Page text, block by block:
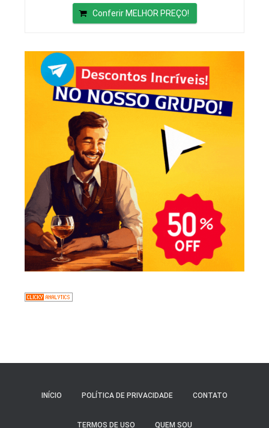
Conferir MELHOR PREÇO!
INÍCIO POLÍTICA DE PRIVACIDADE CONTATO
TERMOS DE USO QUEM SOU